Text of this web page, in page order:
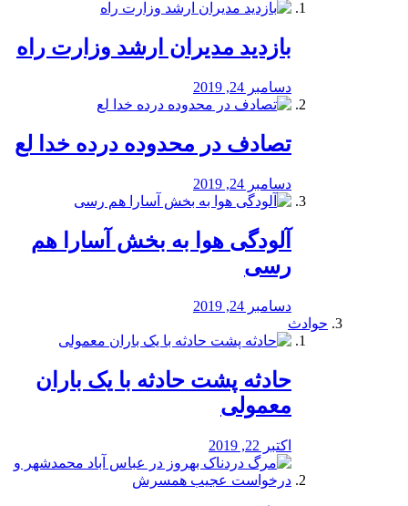
بازدید مدیران ارشد وزارت راه
دسامبر 24, 2019
تصادف در محدوده درده خدا لع
دسامبر 24, 2019
آلودگی هوا به بخش آسارا هم
رسی
دسامبر 24, 2019
حوادث
️حادثه پشت حادثه با یک باران
معمولی
اکتبر 22, 2019